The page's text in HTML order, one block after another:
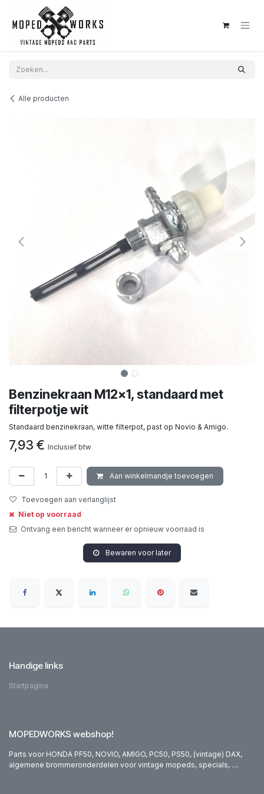
Overslaan naar inhoud
Alle producten
Benzinekraan M12x1, standaard met
filterpotje wit
Standaard benzinekraan, witte filterpot, past op Novio & Amigo.
7,93 € Inclusief btw
Aan winkelmandje toevoegen
Toevoegen aan verlanglijst
Niet op voorraad
Ontvang een bericht wanneer er opnieuw voorraad is
Bewaren voor later
Handige links
Startpagina
MOPEDWORKS webshop!
Parts voor HONDA PF50, NOVIO, AMIGO, PC50, PS50, (vintage) DAX,
algemene brommeronderdelen voor vintage mopeds, specials, ....